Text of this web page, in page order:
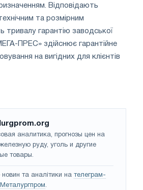
Відповідають
та розмірним
гарантію заводської
ПРЕС» здійснює гарантійне
на вигідних для клієнтів
аналитика, прогнозы цен на
руду, уголь и другие
товары.
та аналітики на телеграм-
.